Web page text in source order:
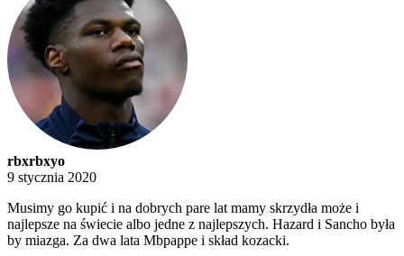
rbxrbxyo
9 stycznia 2020
Musimy go kupić i na dobrych pare lat mamy skrzydła może i
najlepsze na świecie albo jedne z najlepszych. Hazard i Sancho była
by miazga. Za dwa lata Mbpappe i skład kozacki.